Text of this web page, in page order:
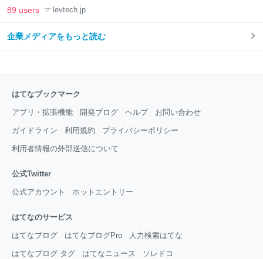
LAB
89 users levtech.jp
企業メディアをもっと読む
はてなブックマーク
アプリ・拡張機能 開発ブログ ヘルプ お問い合わせ
ガイドライン 利用規約 プライバシーポリシー
利用者情報の外部送信について
公式Twitter
公式アカウント ホットエントリー
はてなのサービス
はてなブログ はてなブログPro 人力検索はてな
はてなブログ タグ はてなニュース ソレドコ